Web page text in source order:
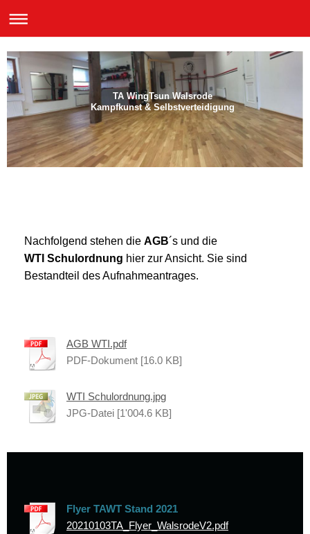
TA WingTsun Walsrode
Kampfkunst & Selbstverteidigung
Nachfolgend stehen die AGB´s und die
WTI Schulordnung hier zur Ansicht. Sie sind
Bestandteil des Aufnahmeantrages.
AGB WTI.pdf
PDF-Dokument [16.0 KB]
WTI Schulordnung.jpg
JPG-Datei [1'004.6 KB]
Flyer TAWT Stand 2021
20210103TA_Flyer_WalsrodeV2.pdf